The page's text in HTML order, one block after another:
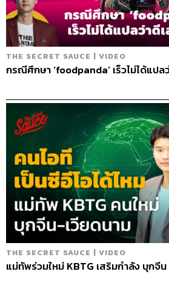
THE SECRET SAUCE | VIDEO
กรณีศึกษา ‘foodpanda’ เร็วไม่ได้แปล
THE SECRET SAUCE | VIDEO
แม่ทัพร่วมใหม่ KBTG เสริมกำลัง บุกจี